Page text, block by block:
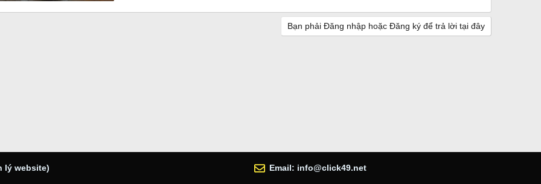
210.6 KB · Đọc: 53
Bạn phải Đăng nhập hoặc Đăng ký để trả lời tại đây
lý website) Email: info@click49.net